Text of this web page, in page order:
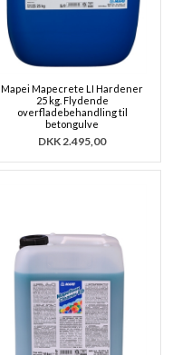
Mapei Mapecrete LI Hardener
25 kg. Flydende
overfladebehandling til
betongulve
DKK 2.495,00